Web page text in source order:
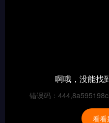
啊哦，没能找
错误码：
看看